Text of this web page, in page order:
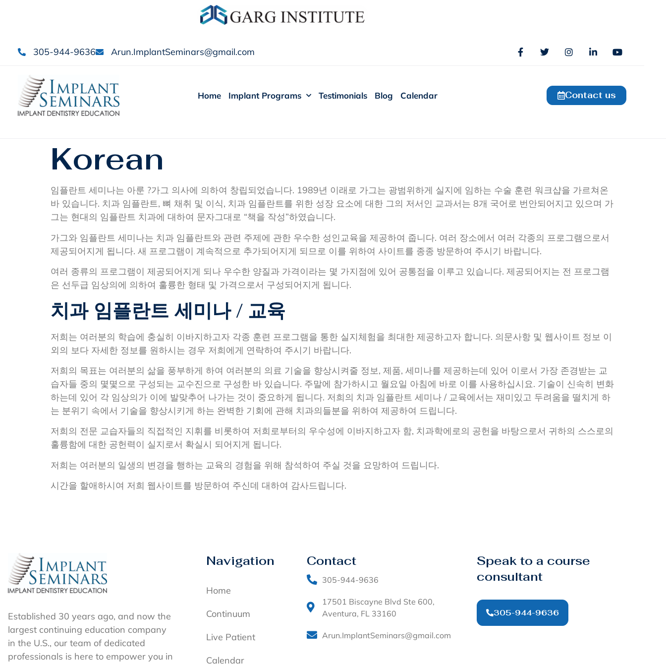
305-944-9636 Arun.ImplantSeminars@gmail.com
Home Implant Programs Testimonials Blog Calendar Contact us
Korean
임플란트 세미나는 아룬 ?가그 의사에 의하여 창립되었습니다. 1989년 이래로 가그는 광범위하게 실지에 임하는 수술 훈련 워크샵을 가르쳐온
바 있습니다. 치과 임플란트, 뼈 채취 및 이식, 치과 임플란트를 위한 성장 요소에 대한 그의 저서인 교과서는 8개 국어로 번안되어지고 있으며 가
그는 현대의 임플란트 치과에 대하여 문자그대로 “책을 작성”하였습니다.
가그와 임플란트 세미나는 치과 임플란트와 관련 주제에 관한 우수한 성인교육을 제공하여 줍니다. 여러 장소에서 여러 각종의 프로그램으로서
제공되어지게 됩니다. 새 프로그램이 계속적으로 추가되어지게 되므로 이를 위하여 사이트를 종종 방문하여 주시기 바랍니다.
여러 종류의 프로그램이 제공되어지게 되나 우수한 양질과 가격이라는 몇 가지점에 있어 공통점을 이루고 있습니다. 제공되어지는 전 프로그램
은 선두급 임상의에 의하여 훌륭한 형태 및 가격으로서 구성되어지게 됩니다.
치과 임플란트 세미나 / 교육
저희는 여러분의 학습에 충실히 이바지하고자 각종 훈련 프로그램을 통한 실지체험을 최대한 제공하고자 합니다. 의문사항 및 웹사이트 정보 이
외의 보다 자세한 정보를 원하시는 경우 저희에게 연락하여 주시기 바랍니다.
저희의 목표는 여러분의 삶을 풍부하게 하여 여러분의 의료 기술을 향상시켜줄 정보, 제품, 세미나를 제공하는데 있어 이로서 가장 존경받는 교
습자들 중의 몇몇으로 구성되는 교수진으로 구성한 바 있습니다. 주말에 참가하시고 월요일 아침에 바로 이를 사용하십시요. 기술이 신속히 변화
하는데 있어 각 임상의가 이에 발맞추어 나가는 것이 중요하게 됩니다. 저희의 치과 임플란트 세미나 / 교육에서는 재미있고 두려움을 떨치게 하
는 분위기 속에서 기술을 향상시키게 하는 완벽한 기회에 관해 치과의들분을 위하여 제공하여 드립니다.
저희의 전문 교습자들의 직접적인 지휘를 비롯하여 저희로부터의 우수성에 이바지하고자 함, 치과학에로의 공헌을 바탕으로서 귀하의 스스로의
훌륭함에 대한 공헌력이 실지로서 확실시 되어지게 됩니다.
저희는 여러분의 일생의 변경을 행하는 교육의 경험을 위해 참석하여 주실 것을 요망하여 드립니다.
시간을 할애하시여 저희 웹사이트를 방문하여 주신데 대하여 감사드립니다.
Established 30 years ago, and now the
largest continuing education company
in the U.S., our team of dedicated
professionals is here to empower you in
Navigation
Home
Continuum
Live Patient
Calendar
Contact
305-944-9636
17501 Biscayne Blvd Ste 600,
Aventura, FL 33160
Arun.ImplantSeminars@gmail.com
Speak to a course
consultant
305-944-9636